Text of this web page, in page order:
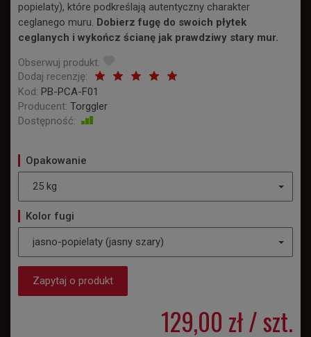
popielaty), które podkreślają autentyczny charakter
ceglanego muru. Dobierz fugę do swoich płytek
ceglanych i wykończ ścianę jak prawdziwy stary mur.
Obserwuj produkt:
Dodaj recenzję:
Kod: PB-PCA-F01
Producent: Torggler
Dostępność:
Opakowanie
25 kg
Kolor fugi
jasno-popielaty (jasny szary)
Zapytaj o produkt
129,00 zł/ szt.